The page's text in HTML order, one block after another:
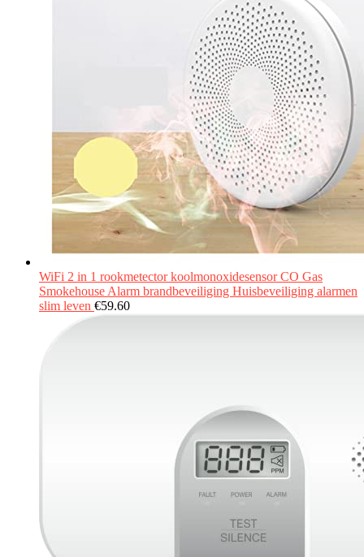
WiFi 2 in 1 rookmetector koolmonoxidesensor CO Gas
Smokehouse Alarm brandbeveiliging Huisbeveiliging alarmen
slim leven €59.60